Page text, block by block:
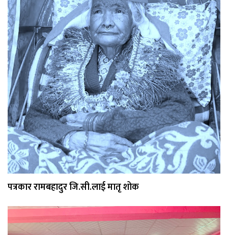
पत्रकार रामबहादुर जि.सी.लाई मातृ शोक